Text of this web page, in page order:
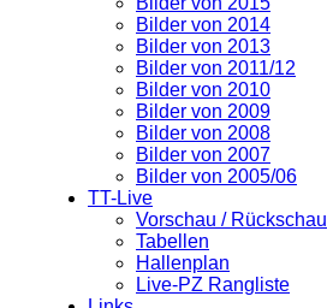
Bilder von 2014
Bilder von 2013
Bilder von 2011/12
Bilder von 2010
Bilder von 2009
Bilder von 2008
Bilder von 2007
Bilder von 2005/06
TT-Live
Vorschau / Rückschau
Tabellen
Hallenplan
Live-PZ Rangliste